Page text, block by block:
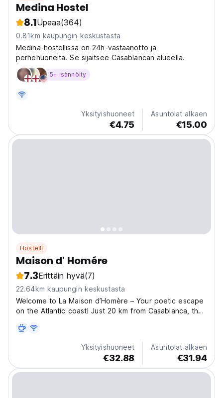
Medina Hostel
8.1Upeaa(364)
0.81km kaupungin keskustasta
Medina-hostellissa on 24h-vastaanotto ja
perhehuoneita. Se sijaitsee Casablancan alueella.
5+ isännöity
Yksityishuoneet
€4.75
Asuntolat alkaen
€15.00
Hostelli
Maison d' Homére
7.3Erittäin hyvä(7)
22.64km kaupungin keskustasta
Welcome to La Maison d’Homère – Your poetic escape
on the Atlantic coast! Just 20 km from Casablanca, the
surf schools and the best seafood joints around. Just a
5-minute walk from the ocean, La Maison...
Yksityishuoneet
€32.88
Asuntolat alkaen
€31.94